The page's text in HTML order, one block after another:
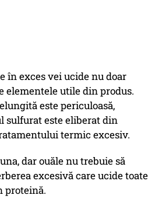
în exces vei ucide nu doar
elementele utile din produs.
este periculoasă,
sulfurat este eliberat din
termic excesiv.
dar ouăle nu trebuie să
excesivă care ucide toate
proteină.